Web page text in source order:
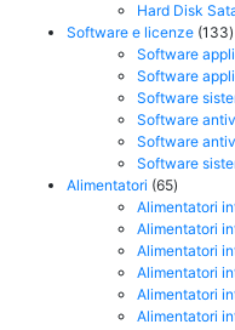
Hard Disk
Software e licenze 133
Software
Software
Software
Software
Software
Software
Alimentatori 6565
prodotti
Alimentatori
Alimentatori
Alimentatori
Alimentatori
Alimentatori
Alimentatori